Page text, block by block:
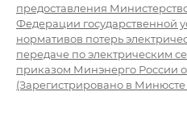
предоставления
Федерации государственной
нормативов потерь
передаче по электрическим
приказом Минэнерго России
(Зарегистрировано в Минюсте